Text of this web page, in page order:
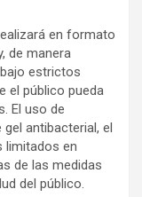
en formato
de manera
estrictos
el público pueda
El uso de
antibacterial, el
limitados en
de las medidas
del público.